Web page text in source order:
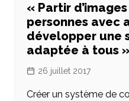
« Partir
personnes avec
développer une
adaptée à tous »
26 juillet 2017
Créer un système de